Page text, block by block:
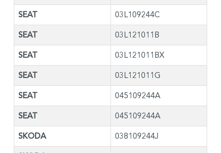
SEAT 03L109244C
SEAT 03L121011B
SEAT 03L121011BX
SEAT 03L121011G
SEAT 045109244A
SEAT 045109244A
SKODA 038109244J